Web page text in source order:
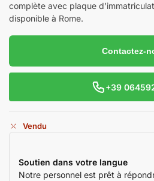
complète avec plaque
disponible à Rome.
Contactez-
+39
Vendu
Soutien dans votre langue
Notre personnel est prêt à